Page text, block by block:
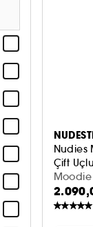
Nudies
Çift